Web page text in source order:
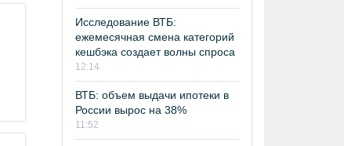
Исследование ВТБ:
ежемесячная смена категорий
кешбэка создает волны спроса
12:14
ВТБ: объем выдачи ипотеки в
России вырос на 38%
11:52